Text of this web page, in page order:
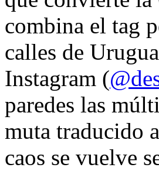
combina el tag
calles de
Instagram (
paredes las
muta traducido
caos se vuelve